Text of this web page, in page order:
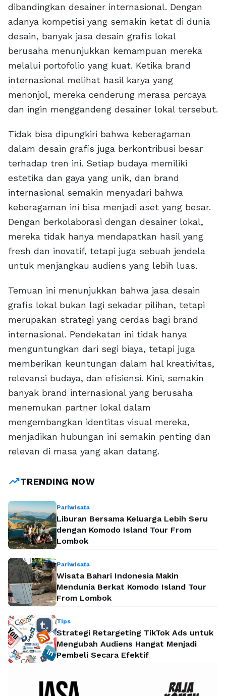
dibandingkan desainer internasional. Dengan
adanya kompetisi yang semakin ketat di dunia
desain, banyak jasa desain grafis lokal
berusaha menunjukkan kemampuan mereka
melalui portofolio yang kuat. Ketika brand
internasional melihat hasil karya yang
menonjol, mereka cenderung merasa percaya
dan ingin menggandeng desainer lokal tersebut.
Tidak bisa dipungkiri bahwa keberagaman
dalam desain grafis juga berkontribusi besar
terhadap tren ini. Setiap budaya memiliki
estetika dan gaya yang unik, dan brand
internasional semakin menyadari bahwa
keberagaman ini bisa menjadi aset yang besar.
Dengan berkolaborasi dengan desainer lokal,
mereka tidak hanya mendapatkan hasil yang
fresh dan inovatif, tetapi juga sebuah jendela
untuk menjangkau audiens yang lebih luas.
Temuan ini menunjukkan bahwa jasa desain
grafis lokal bukan lagi sekadar pilihan, tetapi
merupakan strategi yang cerdas bagi brand
internasional. Pendekatan ini tidak hanya
menguntungkan dari segi biaya, tetapi juga
memberikan keuntungan dalam hal kreativitas,
relevansi budaya, dan efisiensi. Kini, semakin
banyak brand internasional yang berusaha
menemukan partner lokal dalam
mengembangkan identitas visual mereka,
menjadikan hubungan ini semakin penting dan
relevan di masa yang akan datang.
trending_upTRENDING NOW
Pariwisata
Liburan Bersama Keluarga Lebih Seru
dengan Komodo Island Tour From
Lombok
Pariwisata
Wisata Bahari Indonesia Makin
Mendunia Berkat Komodo Island Tour
From Lombok
Tips
Strategi Retargeting TikTok Ads untuk
Mengubah Audiens Hangat Menjadi
Pembeli Secara Efektif